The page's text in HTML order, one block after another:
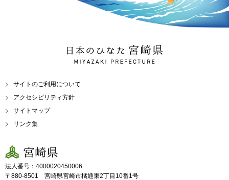
日本のひなた 宮崎県
MIYAZAKI PREFECTURE
サイトのご利用について
アクセシビリティ方針
サイトマップ
リンク集
宮崎県
法人番号：4000020450006
〒880-8501 宮崎県宮崎市橘通東2丁目10番1号